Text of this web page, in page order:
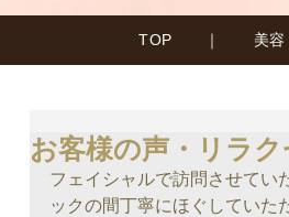
TOP ｜ 美容
お客様の声・リラ
フェイシャルで訪問させてい
ックの間丁寧にほぐしていた